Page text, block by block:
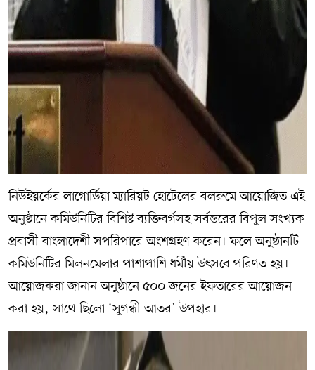
নিউইয়র্কের লাগোর্ডিয়া ম্যারিয়ট হোটেলের বলরুমে আয়োজিত এই
অনুষ্ঠানে কমিউনিটির বিশিষ্ট ব্যক্তিবর্গসহ সর্বস্তরের বিপুল সংখ্যক
প্রবাসী বাংলাদেশী সপরিপারে অংশগ্রহণ করেন। ফলে অনুষ্ঠানটি
কমিউনিটির মিলনমেলার পাশাপাশি ধর্মীয় উৎসবে পরিণত হয়।
আয়োজকরা জানান অনুষ্ঠানে ৫০০ জনের ইফতারের আয়োজন
করা হয়, সাথে ছিলো ‘সুগন্ধী আতর’ উপহার।